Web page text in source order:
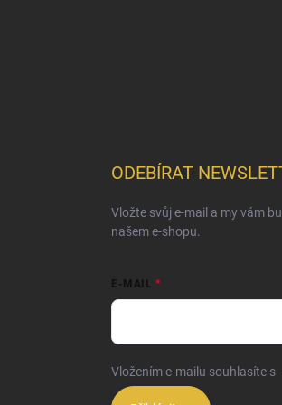
ODEBÍRAT
Vložte svůj e-mail a my vám
našem e-shopu.
E-MAIL
Vložením e-mailu souhlasíte s